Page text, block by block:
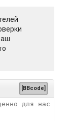
[BBcode]